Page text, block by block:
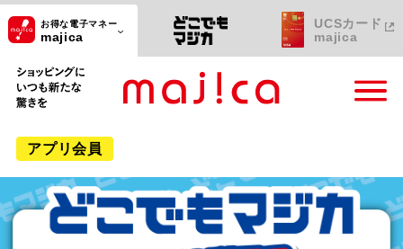
ショッピングにいつも新たな驚きを
お得な電子マネー
majica
UCSカード
majica
アプリ会員